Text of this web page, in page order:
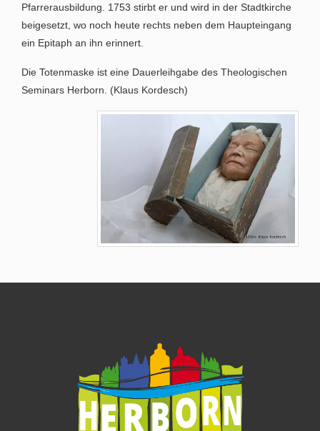
Pfarrerausbildung. 1753 stirbt er und wird in der Stadtkirche
beigesetzt, wo noch heute rechts neben dem Haupteingang
ein Epitaph an ihn erinnert.
Die Totenmaske ist eine Dauerleihgabe des Theologischen
Seminars Herborn. (Klaus Kordesch)